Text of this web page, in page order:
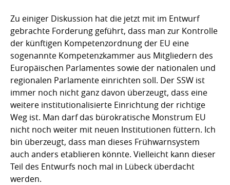
Zu einiger Diskussion hat die jetzt mit im Entwurf
gebrachte Forderung geführt, dass man zur Kontrolle
der künftigen Kompetenzordnung der EU eine
sogenannte Kompetenzkammer aus Mitgliedern des
Europäischen Parlamentes sowie der nationalen und
regionalen Parlamente einrichten soll. Der SSW ist
immer noch nicht ganz davon überzeugt, dass eine
weitere institutionalisierte Einrichtung der richtige
Weg ist. Man darf das bürokratische Monstrum EU
nicht noch weiter mit neuen Institutionen füttern. Ich
bin überzeugt, dass man dieses Frühwarnsystem
auch anders etablieren könnte. Vielleicht kann dieser
Teil des Entwurfs noch mal in Lübeck überdacht
werden.